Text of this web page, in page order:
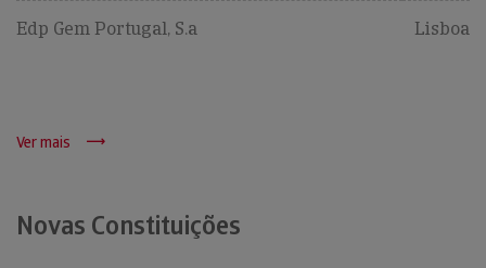
Edp Gem Portugal, S.a Lisboa
Ver mais
Novas Constituições